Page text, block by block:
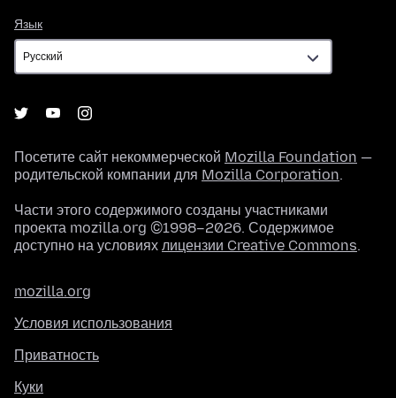
Язык
Посетите сайт некоммерческой Mozilla Foundation —
родительской компании для Mozilla Corporation.
Части этого содержимого созданы участниками
проекта mozilla.org ©1998–2026. Содержимое
доступно на условиях лицензии Creative Commons.
mozilla.org
Условия использования
Приватность
Куки